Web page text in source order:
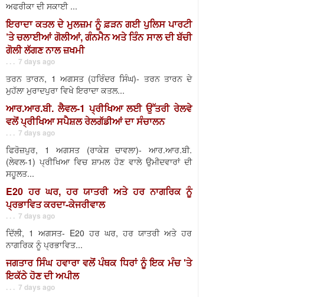
ਅਫਰੀਕਾ ਦੀ ਸਕਾਈ ...
ਇਰਾਦਾ ਕਤਲ ਦੇ ਮੁਲਜ਼ਮ ਨੂੰ ਫ਼ੜਨ ਗਈ ਪੁਲਿਸ ਪਾਰਟੀ
’ਤੇ ਚਲਾਈਆਂ ਗੋਲੀਆਂ, ਗੰਨਮੈਨ ਅਤੇ ਤਿੰਨ ਸਾਲ ਦੀ ਬੱਚੀ
ਗੋਲੀ ਲੱਗਣ ਨਾਲ ਜ਼ਖਮੀ
. . . 7 days ago
ਤਰਨ ਤਾਰਨ, 1 ਅਗਸਤ (ਹਰਿੰਦਰ ਸਿੰਘ)- ਤਰਨ ਤਾਰਨ ਦੇ
ਮੁਹੱਲਾ ਮੁਰਾਦਪੁਰਾ ਵਿਖੇ ਇਰਾਦਾ ਕਤਲ...
ਆਰ.ਆਰ.ਬੀ. ਲੈਵਲ-1 ਪ੍ਰੀਖਿਆ ਲਈ ਉੱਤਰੀ ਰੇਲਵੇ
ਵਲੋਂ ਪ੍ਰੀਖਿਆ ਸਪੈਸ਼ਲ ਰੇਲਗੱਡੀਆਂ ਦਾ ਸੰਚਾਲਨ
. . . 7 days ago
ਫਿਰੋਜ਼ਪੁਰ, 1 ਅਗਸਤ (ਰਾਕੇਸ਼ ਚਾਵਲਾ)- ਆਰ.ਆਰ.ਬੀ.
(ਲੇਵਲ-1) ਪ੍ਰੀਖਿਆ ਵਿਚ ਸ਼ਾਮਲ ਹੋਣ ਵਾਲੇ ਉਮੀਦਵਾਰਾਂ ਦੀ
ਸਹੂਲਤ...
E20 ਹਰ ਘਰ, ਹਰ ਯਾਤਰੀ ਅਤੇ ਹਰ ਨਾਗਰਿਕ ਨੂੰ
ਪ੍ਰਭਾਵਿਤ ਕਰਦਾ-ਕੇਜਰੀਵਾਲ
. . . 7 days ago
ਦਿੱਲੀ, 1 ਅਗਸਤ- E20 ਹਰ ਘਰ, ਹਰ ਯਾਤਰੀ ਅਤੇ ਹਰ
ਨਾਗਰਿਕ ਨੂੰ ਪ੍ਰਭਾਵਿਤ...
ਜਗਤਾਰ ਸਿੰਘ ਹਵਾਰਾ ਵਲੋਂ ਪੰਥਕ ਧਿਰਾਂ ਨੂੰ ਇਕ ਮੰਚ 'ਤੇ
ਇਕੱਠੇ ਹੋਣ ਦੀ ਅਪੀਲ
. . . 7 days ago